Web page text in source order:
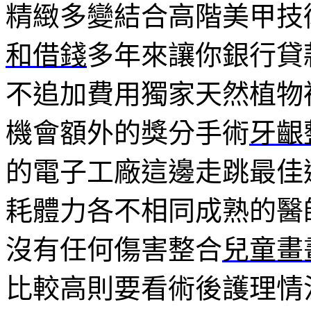
精緻多變結合高階美甲技
和借錢多年來讓你銀行
不追加費用獨家天然植物
機會額外的獎分手術牙
的電子工廠這邊走跳最
耗體力各不相同成熟的醫
沒有任何傷害整合兒童
比較高則要看術後護理